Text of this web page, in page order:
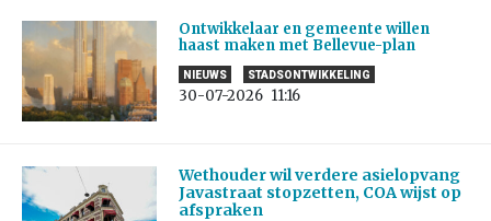
Ontwikkelaar en gemeente willen
haast maken met Bellevue-plan
NIEUWS STADSONTWIKKELING
30-07-2026 11:16
Wethouder wil verdere asielopvang
Javastraat stopzetten, COA wijst op
afspraken